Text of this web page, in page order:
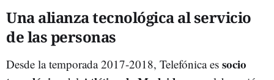
Una alianza tecnológica al servicio
de las personas
Desde la temporada 2017-2018, Telefónica es socio